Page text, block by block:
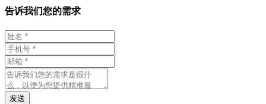
告诉我们您的需求
发送